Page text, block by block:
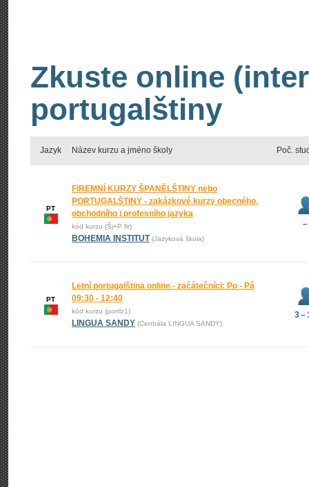
Zkuste online
portugalštiny
Jazyk Název kurzu a jméno školy Poč.
PT
FIREMNÍ KURZY ŠPANĚLŠTINY nebo
PORTUGALŠTINY - zakázkové kurzy obecného,
obchodního i profesního jazyka
kód kurzu (Šj+P fir)
BOHEMIA INSTITUT (Jazyková škola)
–
PT
Letní portugalština online - začátečníci: Po - Pá
09:30 - 12:40
kód kurzu (portlz1)
LINGUA SANDY (Centrála LINGUA SANDY)
3 –